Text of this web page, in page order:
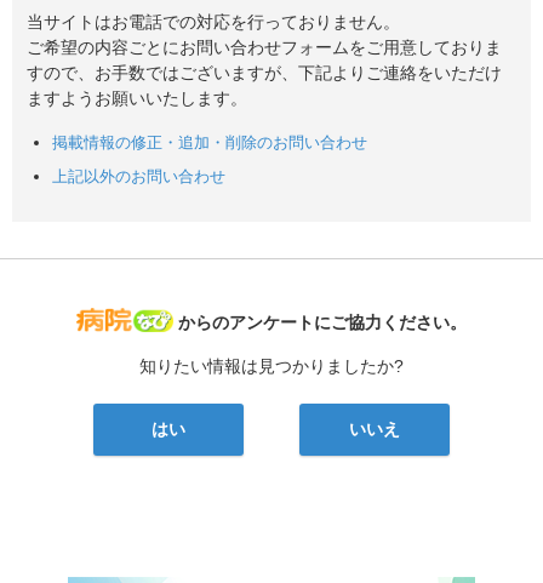
当サイトはお電話での対応を行っておりません。
ご希望の内容ごとにお問い合わせフォームをご用意しておりま
すので、お手数ではございますが、下記よりご連絡をいただけ
ますようお願いいたします。
掲載情報の修正・追加・削除のお問い合わせ
上記以外のお問い合わせ
病院なび
からのアンケートにご協力ください。
知りたい情報は見つかりましたか?
はい いいえ